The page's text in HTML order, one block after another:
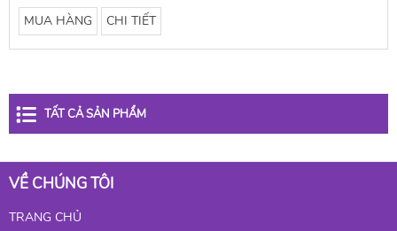
MUA HÀNG CHI TIẾT
TẤT CẢ SẢN PHẨM
VỀ CHÚNG TÔI
TRANG CHỦ